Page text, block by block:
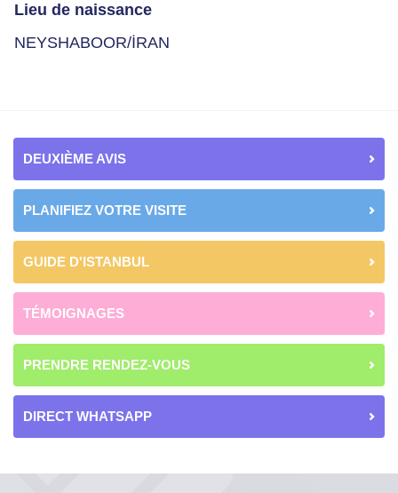
Lieu de naissance
NEYSHABOOR/İRAN
DEUXIÈME AVIS
PLANIFIEZ VOTRE VISITE
GUIDE D'ISTANBUL
TÉMOIGNAGES
PRENDRE RENDEZ-VOUS
DIRECT WHATSAPP